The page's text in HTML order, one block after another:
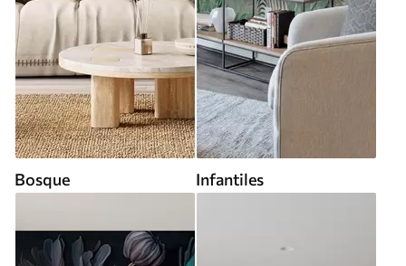
Bosque Infantiles